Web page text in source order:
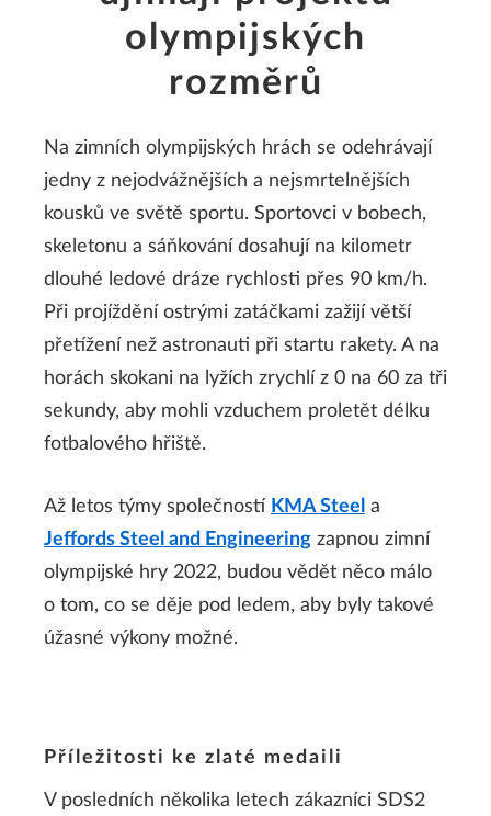
olympijských
rozměrů
Na zimních olympijských hrách se odehrávají
jedny z nejodvážnějších a nejsmrtelnějších
kousků ve světě sportu. Sportovci v bobech,
skeletonu a sáňkování dosahují na kilometr
dlouhé ledové dráze rychlosti přes 90 km/h.
Při projíždění ostrými zatáčkami zažijí větší
přetížení než astronauti při startu rakety. A na
horách skokani na lyžích zrychlí z 0 na 60 za tři
sekundy, aby mohli vzduchem proletět délku
fotbalového hřiště.
Až letos týmy společností KMA Steel a
Jeffords Steel and Engineering zapnou zimní
olympijské hry 2022, budou vědět něco málo
o tom, co se děje pod ledem, aby byly takové
úžasné výkony možné.
Příležitosti ke zlaté medaili
V posledních několika letech zákazníci SDS2